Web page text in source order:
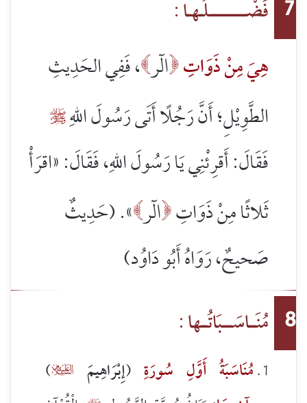
7
فَضْـــــــــــلُـهـا :
هِيَ مِنْ ذَوَاتِالٓر، فَفِي الحَدِيثِ
الطَّوِيْلِ؛ أَنَّ رَجُلًا أَتَى رَسُولَ اللهِ
فَقَالَ: أَقرِئْنِي يَا رَسُولَ اللهِ، فَقَالَ: «اقرَأْ
ثَلاثًا مِنْ ذَوَاتِالٓر». (حَدِيثٌ
صَحيحٌ، رَوَاهُ أَبُو دَاوُد)
8 مُنَــاسَـــبَاتُــها :
مُنَاسَبَةُ أَوَّلِ سُورَةِ (إِبْرَاهِيمَ 
)